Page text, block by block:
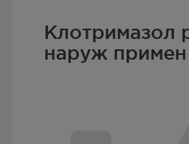
Клотримазол
наруж примен